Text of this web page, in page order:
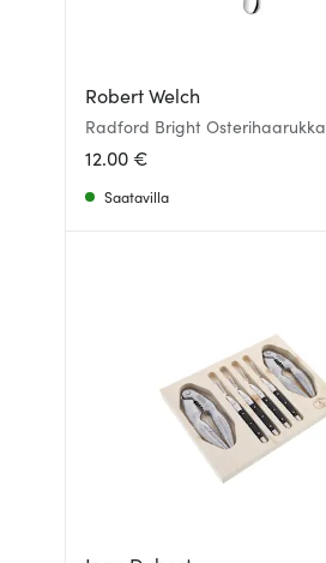
Robert Welch
Radford Bright Osterihaarukka
12.00 €
Saatavilla